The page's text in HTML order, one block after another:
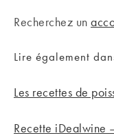
Recherchez un
Lire également
Les recettes de
Recette iDealwine